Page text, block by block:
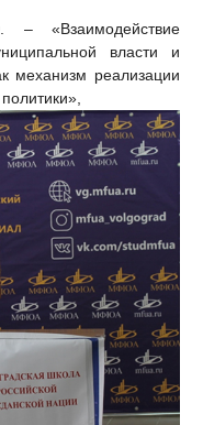
– «Взаимодействие
власти и
механизм реализации